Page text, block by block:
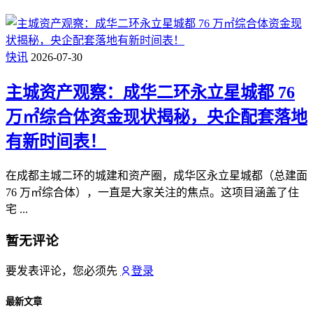
快讯 2026-07-30
主城资产观察：成华二环永立星城都 76
万㎡综合体资金现状揭秘，央企配套落地
有新时间表！
在成都主城二环的城建和资产圈，成华区永立星城都（总建面
76 万㎡综合体），一直是大家关注的焦点。这项目涵盖了住
宅 ...
暂无评论
要发表评论，您必须先 登录
最新文章